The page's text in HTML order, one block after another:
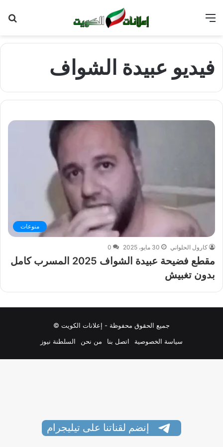
فيديو عبيدة الشواف
منوعات
كارول الحلواني 30 مايو، 2025 0
مقطع فضيحة عبيدة الشواف 2025 المسرب كامل
بدون تغبيش
جميع الحقوق محفوظة - إعلانات الكويت ©
سياسة الخصوصية
اتصل بنا من نحن السلطنة نيوز
إنضم لقناتنا على تيليجرام